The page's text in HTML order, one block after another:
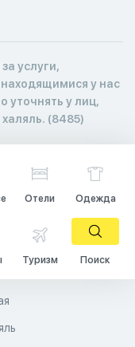
услуги,
у нас
уточнять у лиц,
(8485)
Отели Одежда
Туризм Поиск